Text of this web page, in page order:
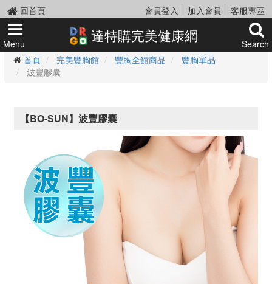
回首頁 會員登入 加入會員 客服專區
Menu 達特購完美健康網
Search
首頁
完美豐胸館 豐胸全館商品
豐胸單品
波豐膠囊
【BO-SUN】波豐膠囊